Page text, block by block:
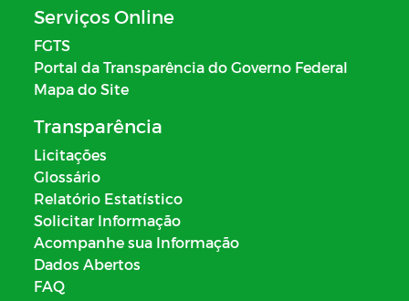
Serviços Online
FGTS
Portal da Transparência do Governo Federal
Mapa do Site
Transparência
Licitações
Glossário
Relatório Estatístico
Solicitar Informação
Acompanhe sua Informação
Dados Abertos
FAQ